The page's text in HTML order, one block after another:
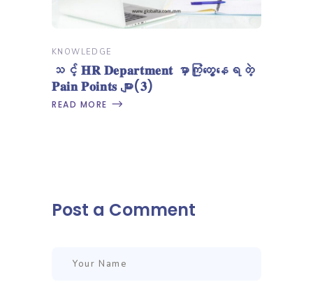
KNOWLEDGE
သင့် 𝐇𝐑 𝐃𝐞𝐩𝐚𝐫𝐭𝐦𝐞𝐧𝐭 မှာကြုံတွေ့နေရတဲ့
𝐏𝐚𝐢𝐧 𝐏𝐨𝐢𝐧𝐭𝐬 များ(𝟑)
READ MORE
Post a Comment